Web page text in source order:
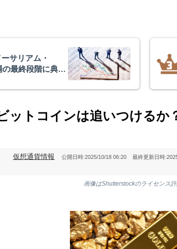
サリアム・
最終段階に典型
ットコインは追いつけるか
仮想通貨情報 公開日時:2025/10/18 06:20 最終更新日時:
画像はShutterstockのライセンス